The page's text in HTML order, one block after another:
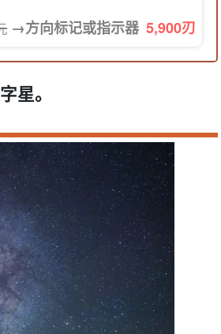
→方向标记或指示器 5,900刃
星。